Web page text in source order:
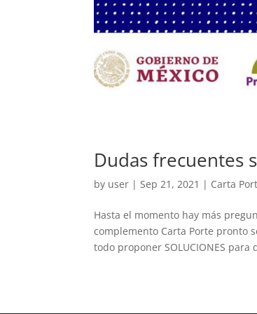
Dudas frecuentes
by user | Sep 21, 2021 | Carta
Hasta el momento hay más
complemento Carta Porte pronto
todo proponer SOLUCIONES para